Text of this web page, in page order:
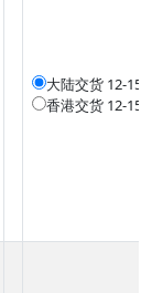
大陆交货 12-15
香港交货 12-15